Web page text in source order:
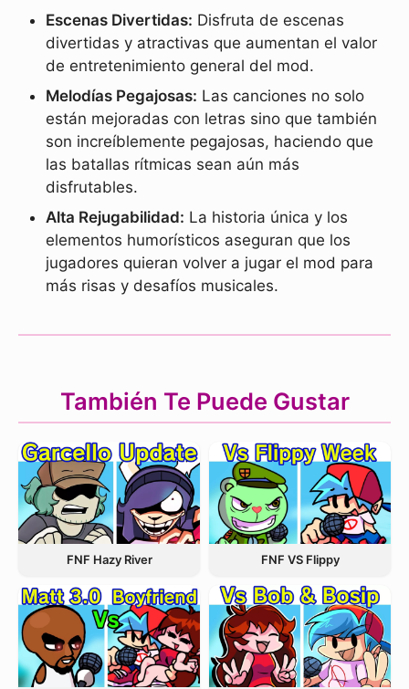
Escenas Divertidas: Disfruta de escenas
divertidas y atractivas que aumentan el valor
de entretenimiento general del mod.
Melodías Pegajosas: Las canciones no solo
están mejoradas con letras sino que también
son increíblemente pegajosas, haciendo que
las batallas rítmicas sean aún más
disfrutables.
Alta Rejugabilidad: La historia única y los
elementos humorísticos aseguran que los
jugadores quieran volver a jugar el mod para
más risas y desafíos musicales.
También Te Puede Gustar
FNF Hazy River FNF VS Flippy